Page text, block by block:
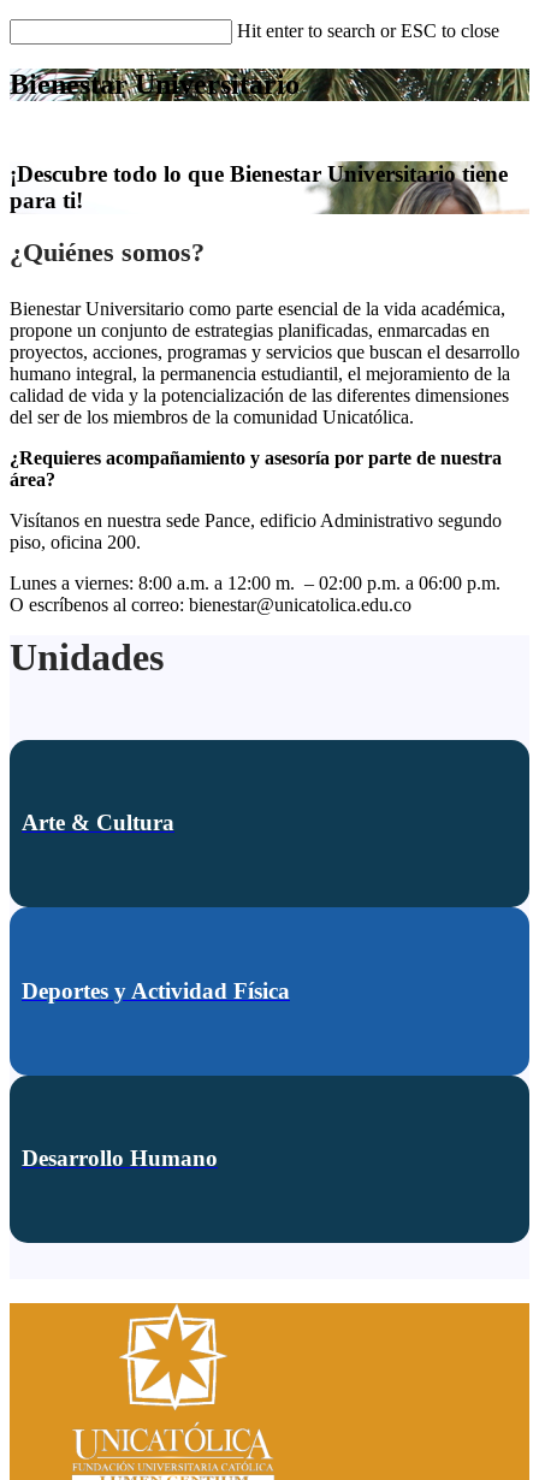
Hit enter to search or ESC to close
Bienestar Universitario
¡Descubre todo lo que Bienestar Universitario tiene
para ti!
¿Quiénes somos?
Bienestar Universitario como parte esencial de la vida académica,
propone un conjunto de estrategias planificadas, enmarcadas en
proyectos, acciones, programas y servicios que buscan el desarrollo
humano integral, la permanencia estudiantil, el mejoramiento de la
calidad de vida y la potencialización de las diferentes dimensiones
del ser de los miembros de la comunidad Unicatólica.
¿Requieres acompañamiento y asesoría por parte de nuestra
área?
Visítanos en nuestra sede Pance, edificio Administrativo segundo
piso, oficina 200.
Lunes a viernes: 8:00 a.m. a 12:00 m. – 02:00 p.m. a 06:00 p.m.
O escríbenos al correo: bienestar@unicatolica.edu.co
Unidades
Arte & Cultura
Deportes y Actividad Física
Desarrollo Humano